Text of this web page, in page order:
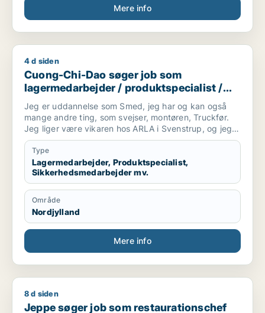
Mere info
Cuong-Chi-Dao søger job som lagermedarbejder /
4 d siden
Cuong-Chi-Dao søger job som
lagermedarbejder / produktspecialist /
sikkerhedsmedarbejder / smed /
logistikmedarbejder
Jeg er uddannelse som Smed, jeg har og kan også
mange andre ting, som svejser, montøren, Truckfør.
Jeg liger være vikaren hos ARLA i Svenstrup, og jeg
kan beviser at jeg er gode medarbejder......
Type
Lagermedarbejder, Produktspecialist,
Sikkerhedsmedarbejder mv.
Område
Nordjylland
Mere info
Jeppe søger job som restaurationschef
8 d siden
Jeppe søger job som restaurationschef